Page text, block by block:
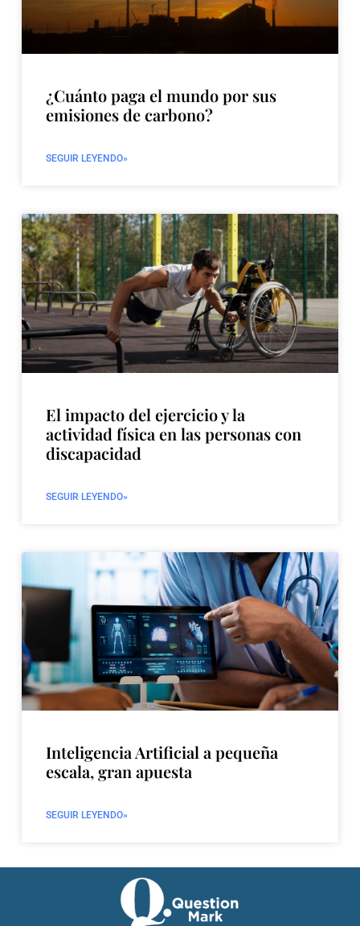
¿Cuánto paga el mundo por sus
emisiones de carbono?
SEGUIR LEYENDO»
El impacto del ejercicio y la
actividad física en las personas con
discapacidad
SEGUIR LEYENDO»
Inteligencia Artificial a pequeña
escala, gran apuesta
SEGUIR LEYENDO»